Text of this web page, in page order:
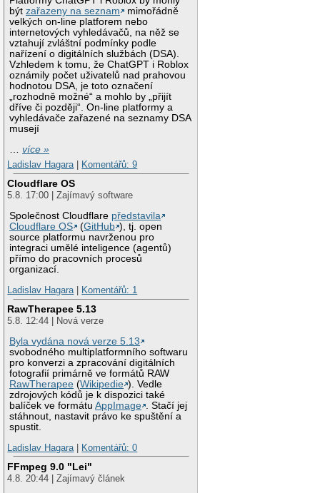
býtzařazeny na seznam
mimořádně
velkých on-line platforem nebo
internetových vyhledávačů, na něž se
vztahují zvláštní podmínky podle
nařízení o digitálních službách (DSA).
Vzhledem k tomu, že ChatGPT i Roblox
oznámily počet uživatelů nad prahovou
hodnotou DSA, je toto označení
„rozhodně možné“ a mohlo by „přijít
dříve či později“. On-line platformy a
vyhledávače zařazené na seznamy DSA
musejí
…více »
Ladislav Hagara| Komentářů: 9
Cloudflare OS
5.8. 17:00 | Zajímavý software
Společnost Cloudflare představila
Cloudflare OS
(GitHub ), tj. open
source platformu navrženou pro
integraci umělé inteligence (agentů)
přímo do pracovních procesů
organizací.
Ladislav Hagara| Komentářů: 1
RawTherapee 5.13
5.8. 12:44 | Nová verze
Byla vydána nová verze 5.13
svobodného multiplatformního softwaru
pro konverzi a zpracování digitálních
fotografií primárně ve formátů RAW
RawTherapee (Wikipedie ). Vedle
zdrojových kódů je k dispozici také
balíček ve formátuAppImage
. Stačí jej
stáhnout, nastavit právo ke spuštění a
spustit.
Ladislav Hagara| Komentářů: 0
FFmpeg 9.0 "Lei"
4.8. 20:44 | Zajímavý článek